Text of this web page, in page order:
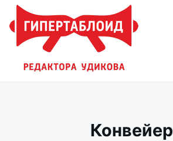
Перейти
содержимому
Искать:
Конвейер